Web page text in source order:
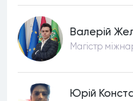
Валерій
Магістр
Юрій